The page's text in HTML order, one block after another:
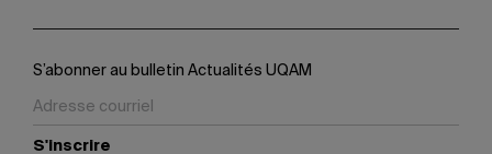
S’abonner au bulletin Actualités UQAM
S'inscrire